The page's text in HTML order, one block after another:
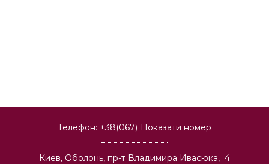
Телефон: +38(067) Показати номер
Киев, Оболонь, пр-т Владимира Ивасюка, 4